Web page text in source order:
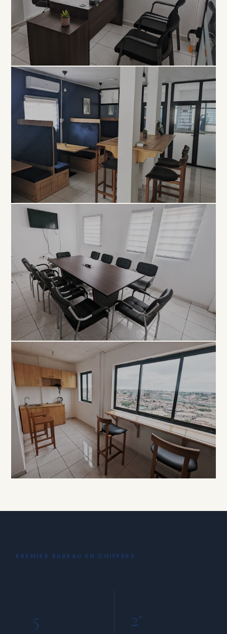
EXCLUSIVITÉ
Bureau
Privé
À PARTIR DE 80 000 FCFA / MOIS
COLLABORATIF
Open
Space
À PARTIR DE 5 000 FCFA / JOUR
PROFESSIONNEL
Salle de
Réunion
À PARTIR DE 15 000 FCFA / HEURE
Coin Café
INCLUS POUR TOUS LES MEMBRES
PREMIER BUREAU EN CHIFFRES
5 2+